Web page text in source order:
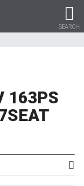
SEARCH
το
163PS